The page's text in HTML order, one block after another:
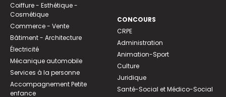
Coiffure - Esthétique -
Cosmétique
Commerce - Vente
Bâtiment - Architecture
Électricité
Mécanique automobile
Services à la personne
Accompagnement Petite
enfance
CONCOURS
CRPE
Administration
Animation-Sport
Culture
Juridique
Santé-Social et Médico-Social